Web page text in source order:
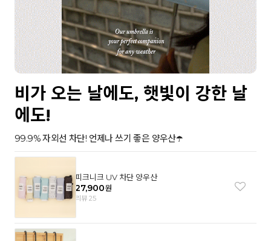
비가 오는 날에도, 햇빛이 강한 날
에도!
99.9% 자외선 차단! 언제나 쓰기 좋은 양우산☂️
피크니크 UV 차단 양우산
27,900원
리뷰 25